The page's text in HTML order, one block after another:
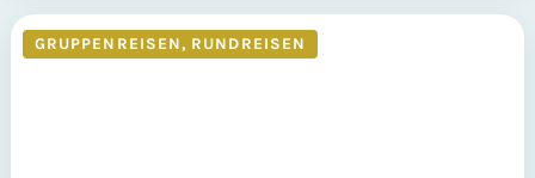
GRUPPENREISEN, RUNDREISEN